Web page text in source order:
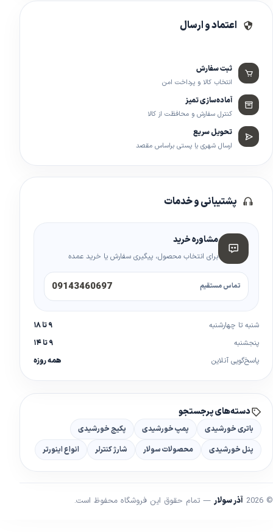
اعتماد و ارسال
ثبت سفارش
انتخاب کالا و پرداخت امن
آماده‌سازی تمیز
کنترل سفارش و محافظت از کالا
تحویل سریع
ارسال شهری یا پستی براساس مقصد
پشتیبانی و خدمات
مشاوره خرید
برای انتخاب محصول، پیگیری سفارش یا خرید عمده
تماس مستقیم 09143460697
شنبه تا چهارشنبه
۹ تا ۱۸
پنجشنبه
۹ تا ۱۴
پاسخ‌گویی آنلاین
همه روزه
دسته‌های پرجستجو
باتری خورشیدی پمپ خورشیدی
پکیج خورشیدی
پنل خورشیدی
محصولات سولار شارژ کنترلر انواع اینورتر
© 2026 آذر سولار — تمام حقوق این فروشگاه محفوظ است.